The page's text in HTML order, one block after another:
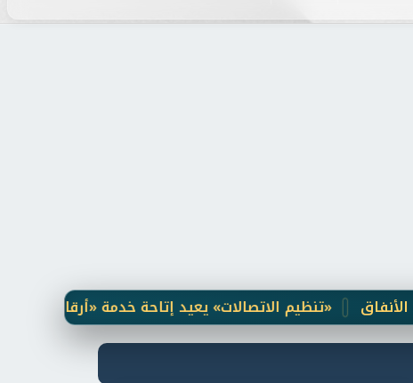
«تنظيم الاتصالات» يعيد إتاحة خدمة «أرقامي» عبر تطبيق My NTRA بحل فني مؤقت.. واستكمال التحديثات لتعزيز حماية البيانات والتحقق البيومتري